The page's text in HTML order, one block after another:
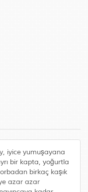
iyice yumuşayana
bir kapta, yoğurtla
birkaç kaşık
azar azar